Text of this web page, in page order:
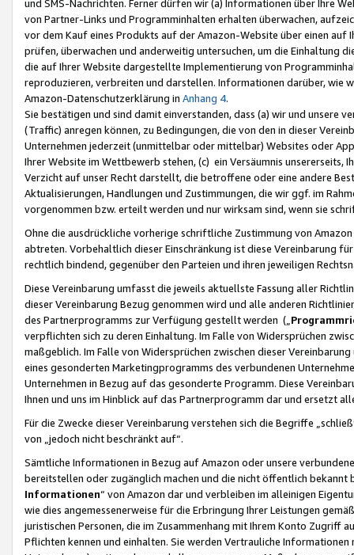
und SMS-Nachrichten. Ferner dürfen wir (a) Informationen über Ihre
von Partner-Links und Programminhalten erhalten überwachen,
vor dem Kauf eines Produkts auf der Amazon-Website über einen
prüfen, überwachen und anderweitig untersuchen, um die Einhaltung
die auf Ihrer Website dargestellte Implementierung von
reproduzieren, verbreiten und darstellen. Informationen darüber, wie
Amazon-Datenschutzerklärung in Anhang 4.
Sie bestätigen und sind damit einverstanden, dass (a) wir und
(Traffic) anregen können, zu Bedingungen, die von den in dieser
Unternehmen jederzeit (unmittelbar oder mittelbar) Websites oder
Ihrer Website im Wettbewerb stehen, (c) ein Versäumnis unsererseits,
Verzicht auf unser Recht darstellt, die betroffene oder eine andere
Aktualisierungen, Handlungen und Zustimmungen, die wir ggf. im
vorgenommen bzw. erteilt werden und nur wirksam sind, wenn sie
Ohne die ausdrückliche vorherige schriftliche Zustimmung von
abtreten. Vorbehaltlich dieser Einschränkung ist diese Vereinbarung
rechtlich bindend, gegenüber den Parteien und ihren jeweiligen
Diese Vereinbarung umfasst die jeweils aktuellste Fassung aller
dieser Vereinbarung Bezug genommen wird und alle anderen
des Partnerprogramms zur Verfügung gestellt werden („
verpflichten sich zu deren Einhaltung. Im Falle von Widersprüchen
maßgeblich. Im Falle von Widersprüchen zwischen dieser
eines gesonderten Marketingprogramms des verbundenen
Unternehmen in Bezug auf das gesonderte Programm. Diese
Ihnen und uns im Hinblick auf das Partnerprogramm dar und ersetzt
Für die Zwecke dieser Vereinbarung verstehen sich die Begriffe
von „jedoch nicht beschränkt auf“.
Sämtliche Informationen in Bezug auf Amazon oder unsere
bereitstellen oder zugänglich machen und die nicht öffentlich
Informationen“ von Amazon dar und verbleiben im alleinigen
wie dies angemessenerweise für die Erbringung Ihrer Leistungen
juristischen Personen, die im Zusammenhang mit Ihrem Konto
Pflichten kennen und einhalten. Sie werden Vertrauliche